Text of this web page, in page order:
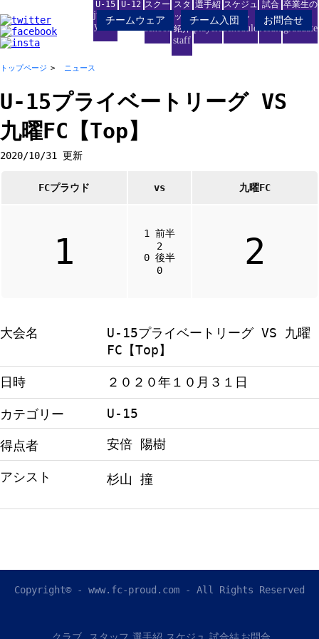
チームウェア チーム入団 お問合せ
U-15
junior
youth
U-12
junior
スクー
ル
school
スタ
ッフ
紹介
staff
選手紹
players
スケジュ
ール
schedule
試合
結果
result
卒業生の
進路
graduate
トップページ ニュース
U-15プライベートリーグ VS
九曜FC【Top】
2020/10/31 更新
FCプラウド vs 九曜FC
1
1 前半
2
0 後半
0
2
大会名
U-15プライベートリーグ VS 九曜
FC【Top】
日時 ２０２０年１０月３１日
カテゴリー U-15
得点者 安倍 陽樹
アシスト 杉山 撞
Copyright© - www.fc-proud.com - All Rights Reserved